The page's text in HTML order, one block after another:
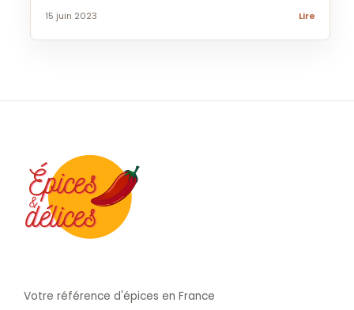
15 juin 2023 Lire
Votre référence d'épices en France